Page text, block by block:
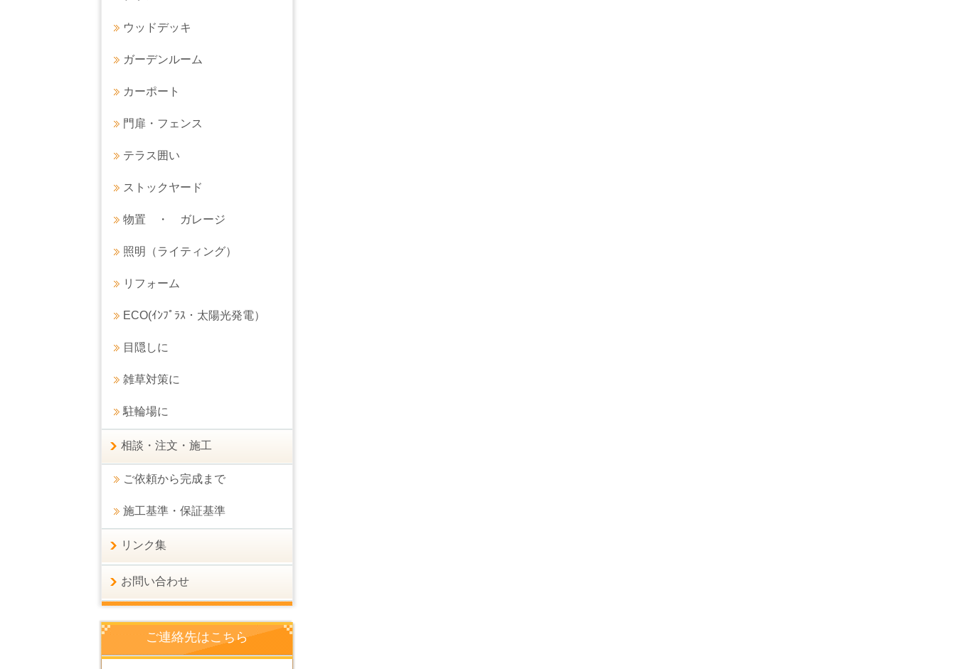
ウッドデッキ
ガーデンルーム
カーポート
門扉・フェンス
テラス囲い
ストックヤード
物置 ・ ガレージ
照明（ライティング）
リフォーム
ECO(ｲﾝﾌﾟﾗｽ・太陽光発電）
目隠しに
雑草対策に
駐輪場に
相談・注文・施工
ご依頼から完成まで
施工基準・保証基準
リンク集
お問い合わせ
ご連絡先はこちら